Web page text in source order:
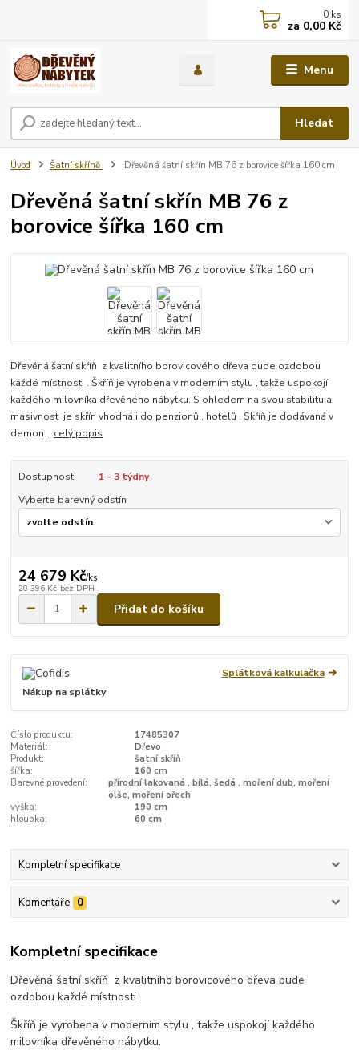
Menu
Hledat
0 ks
za 0,00 Kč
Úvod Šatní skříně Dřevěná šatní skřín MB 76 z borovice šířka 160 cm
Dřevěná šatní skřín MB 76 z
borovice šířka 160 cm
Dřevěná šatní skříň z kvalitního borovicového dřeva bude ozdobou
každé místnosti . Škříň je vyrobena v moderním stylu , takže uspokojí
každého milovníka dřevěného nábytku. S ohledem na svou stabilitu a
masivnost je skřín vhodná i do penzionů , hotelů . Skříň je dodávaná v
demon... celý popis
Dostupnost
1 - 3 týdny
Vyberte barevný odstín
24 679 Kč/ks
20 396 Kč bez DPH
Přidat do košíku
Splátková kalkulačka
Nákup na splátky
Číslo produktu:
17485307
Materiál:
Dřevo
Produkt:
šatní skříň
šířka:
160 cm
Barevné provedení:
přírodní lakovaná , bílá, šedá , moření dub, moření
olše, moření ořech
výška:
190 cm
hloubka:
60 cm
Kompletní specifikace
Komentáře 0
Kompletní specifikace
Dřevěná šatní skříň z kvalitního borovicového dřeva bude
ozdobou každé místnosti .
Škříň je vyrobena v moderním stylu , takže uspokojí každého
milovníka dřevěného nábytku.